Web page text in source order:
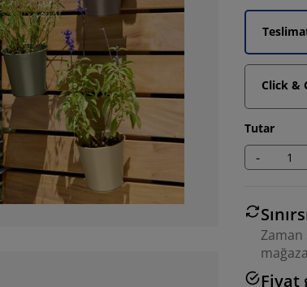
Click &
Tutar
-
Zaman
Fiyat